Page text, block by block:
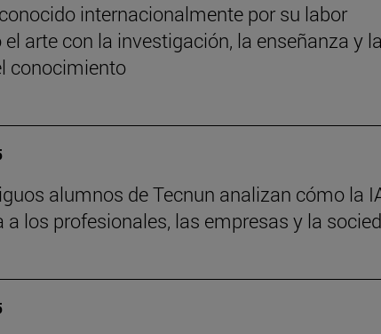
internacionalmente por su labor
arte con la investigación, la enseñanza y
conocimiento
alumnos de Tecnun analizan cómo la
los profesionales, las empresas y la